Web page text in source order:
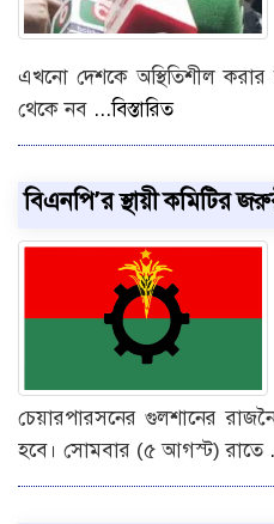
এখনো দেশকে অস্থিতিশীল করার
থেকে নব ...বিস্তারিত
বিএনপি’র স্থায়ী কমিটির
চেয়ারপারসনের গুলশানের
হবে। সোমবার (৫ আগস্ট) রাতে